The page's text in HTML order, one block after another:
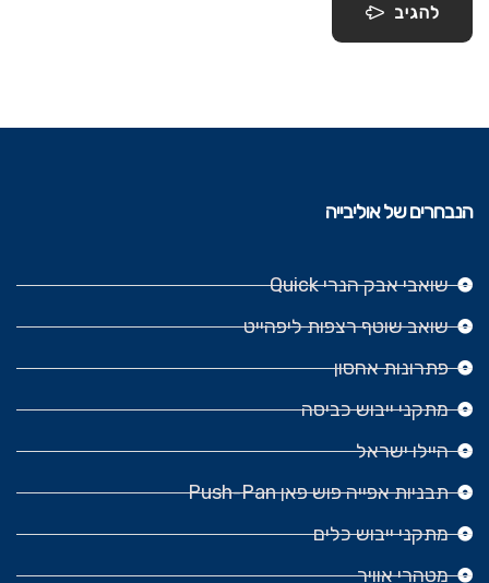
להגיב
הנבחרים של אוליבייה
שואבי אבק הנרי Quick
שואב שוטף רצפות ליפהייט
פתרונות אחסון
מתקני ייבוש כביסה
היילו ישראל
תבניות אפייה פוש פאן Push-Pan
מתקני ייבוש כלים
מטהרי אוויר